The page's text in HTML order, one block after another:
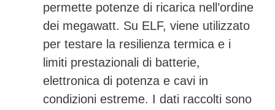
permette potenze di ricarica nell’ordine
dei megawatt. Su ELF, viene utilizzato
per testare la resilienza termica e i
limiti prestazionali di batterie,
elettronica di potenza e cavi in
condizioni estreme. I dati raccolti sono